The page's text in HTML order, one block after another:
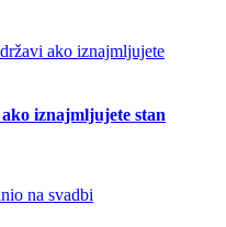
iznajmljujete stan